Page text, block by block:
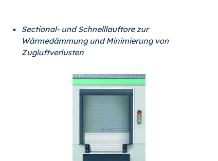
Sectional- und Schnelllauftore zur
Wärmedämmung und Minimierung von
Zugluftverlusten